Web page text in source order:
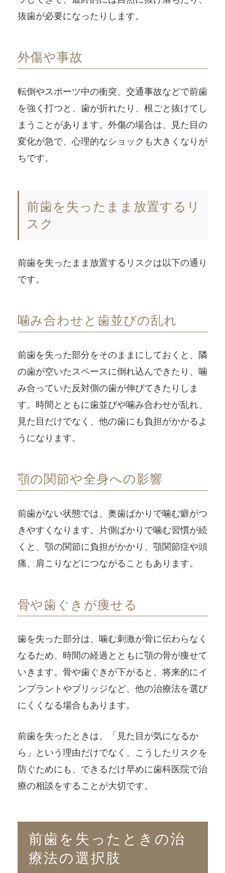
抜歯が必要になったりします。
外傷や事故
転倒やスポーツ中の衝突、交通事故などで前歯
を強く打つと、歯が折れたり、根ごと抜けてし
まうことがあります。外傷の場合は、見た目の
変化が急で、心理的なショックも大きくなりが
ちです。
前歯を失ったまま放置するリ
スク
前歯を失ったまま放置するリスクは以下の通り
です。
噛み合わせと歯並びの乱れ
前歯を失った部分をそのままにしておくと、隣
の歯が空いたスペースに倒れ込んできたり、噛
み合っていた反対側の歯が伸びてきたりしま
す。時間とともに歯並びや噛み合わせが乱れ、
見た目だけでなく、他の歯にも負担がかかるよ
うになります。
顎の関節や全身への影響
前歯がない状態では、奥歯ばかりで噛む癖がつ
きやすくなります。片側ばかりで噛む習慣が続
くと、顎の関節に負担がかかり、顎関節症や頭
痛、肩こりなどにつながることもあります。
骨や歯ぐきが痩せる
歯を失った部分は、噛む刺激が骨に伝わらなく
なるため、時間の経過とともに顎の骨が痩せて
いきます。骨や歯ぐきが下がると、将来的にイ
ンプラントやブリッジなど、他の治療法を選び
にくくなる場合もあります。
前歯を失ったときは、「見た目が気になるか
ら」という理由だけでなく、こうしたリスクを
防ぐためにも、できるだけ早めに歯科医院で治
療の相談をすることが大切です。
前歯を失ったときの治
療法の選択肢